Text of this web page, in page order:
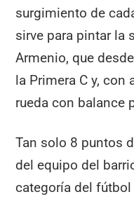
surgimiento de
sirve para pintar la
Armenio, que
la Primera C y,
rueda con balance
Tan solo 8 puntos
del equipo del
categoría del